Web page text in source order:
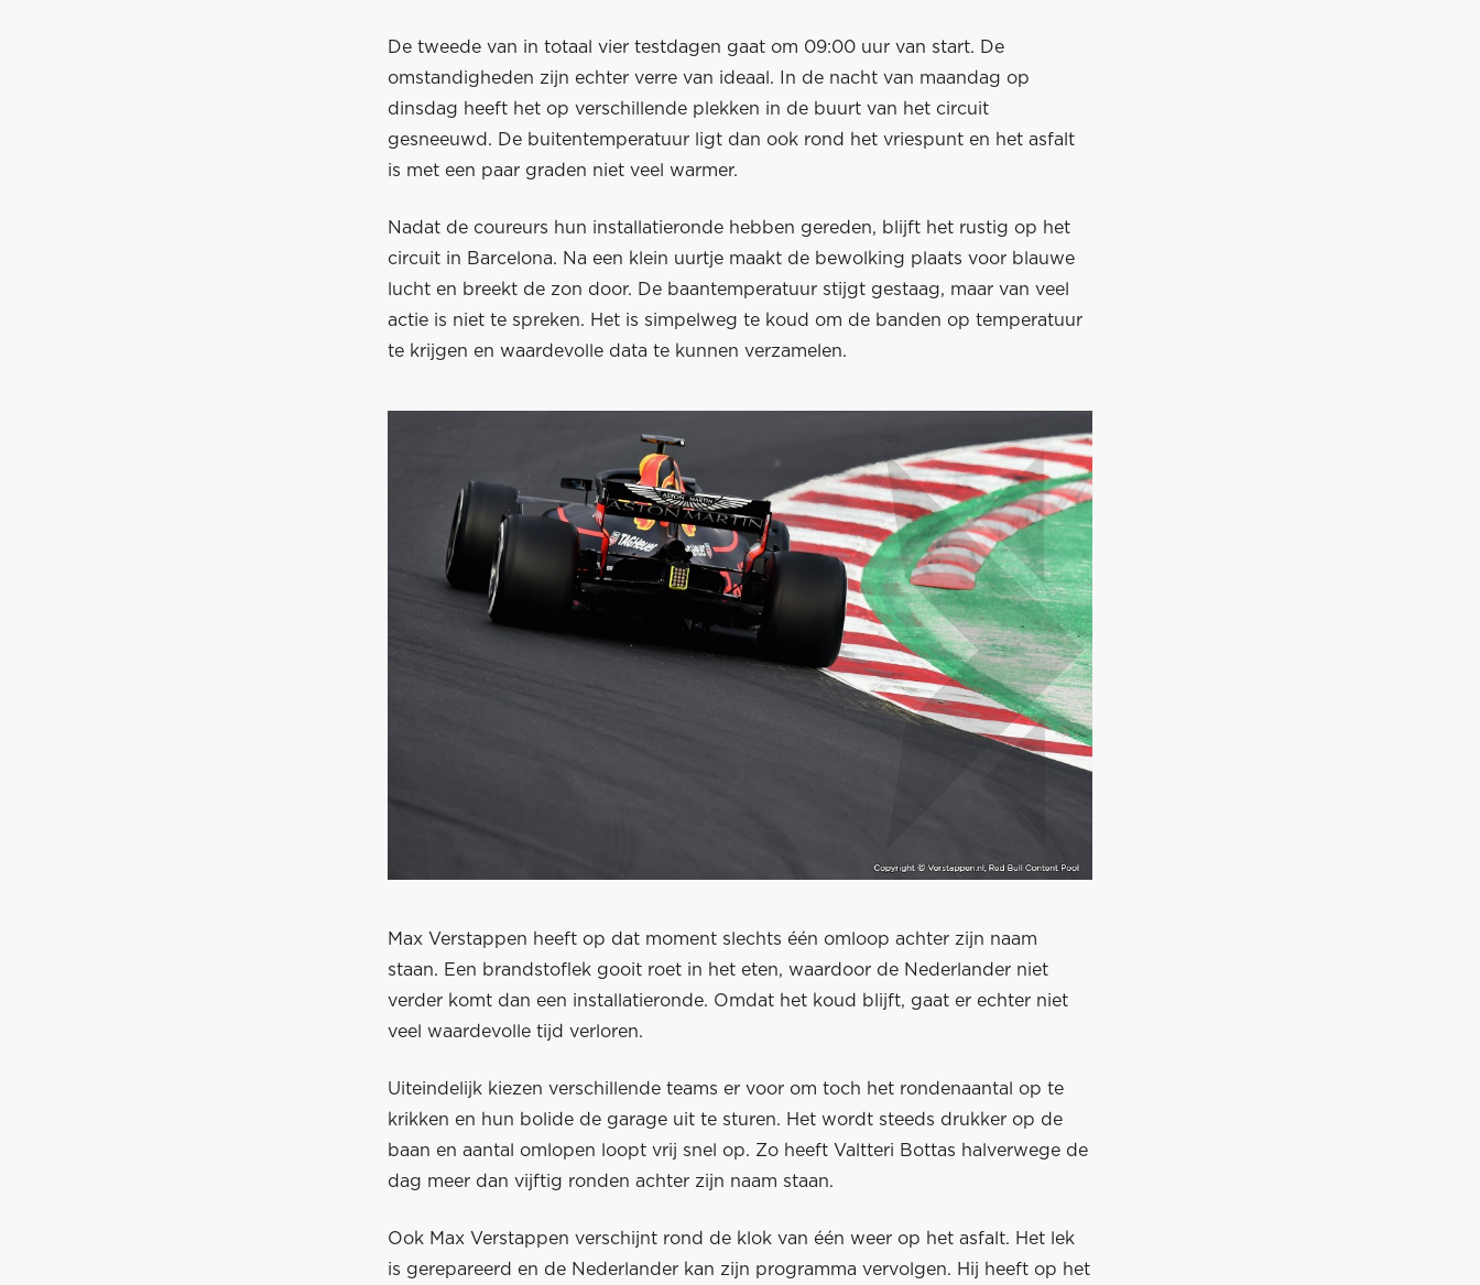
De tweede van in totaal vier testdagen gaat om 09:00 uur van start. De
omstandigheden zijn echter verre van ideaal. In de nacht van maandag op
dinsdag heeft het op verschillende plekken in de buurt van het circuit
gesneeuwd. De buitentemperatuur ligt dan ook rond het vriespunt en het asfalt
is met een paar graden niet veel warmer.
Nadat de coureurs hun installatieronde hebben gereden, blijft het rustig op het
circuit in Barcelona. Na een klein uurtje maakt de bewolking plaats voor blauwe
lucht en breekt de zon door. De baantemperatuur stijgt gestaag, maar van veel
actie is niet te spreken. Het is simpelweg te koud om de banden op temperatuur
te krijgen en waardevolle data te kunnen verzamelen.
Max Verstappen heeft op dat moment slechts één omloop achter zijn naam
staan. Een brandstoflek gooit roet in het eten, waardoor de Nederlander niet
verder komt dan een installatieronde. Omdat het koud blijft, gaat er echter niet
veel waardevolle tijd verloren.
Uiteindelijk kiezen verschillende teams er voor om toch het rondenaantal op te
krikken en hun bolide de garage uit te sturen. Het wordt steeds drukker op de
baan en aantal omlopen loopt vrij snel op. Zo heeft Valtteri Bottas halverwege de
dag meer dan vijftig ronden achter zijn naam staan.
Ook Max Verstappen verschijnt rond de klok van één weer op het asfalt. Het lek
is gerepareerd en de Nederlander kan zijn programma vervolgen. Hij heeft op het